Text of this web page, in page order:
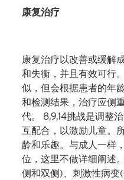
康复治疗
康复治疗以改善或缓解
和失衡，并且有效可行
似，但会根据患者的年
和检测结果，治疗应侧
代。 8,9,14挑战是调整
互配合，以激励儿童。
龄和乐趣。与成人一样，
位，这里不做详细阐述
侧和双侧 )、刺激性病变(